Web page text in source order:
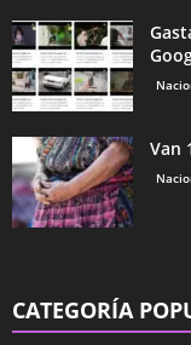
Van
CATEGORÍA